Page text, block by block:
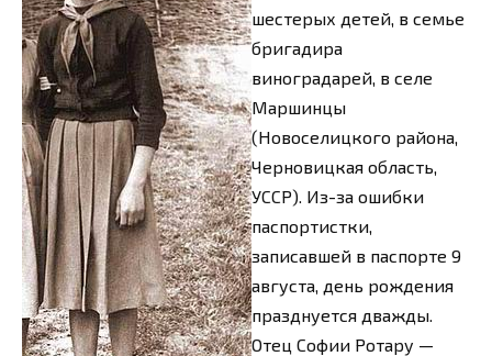
шестерых детей, в семье
бригадира
виноградарей, в селе
Маршинцы
(Новоселицкого района,
Черновицкая область,
УССР). Из-за ошибки
паспортистки,
записавшей в паспорте 9
августа, день рождения
празднуется дважды.
Отец Софии Ротару —